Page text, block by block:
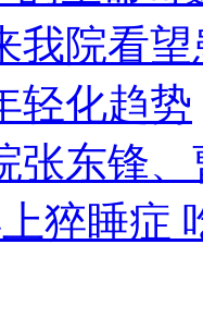
我院看
轻化趋势
张东锋
猝睡症